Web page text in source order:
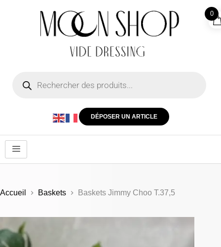
DÉPOSER UN ARTICLE
Accueil Baskets Baskets Jimmy Choo T.37,5
0